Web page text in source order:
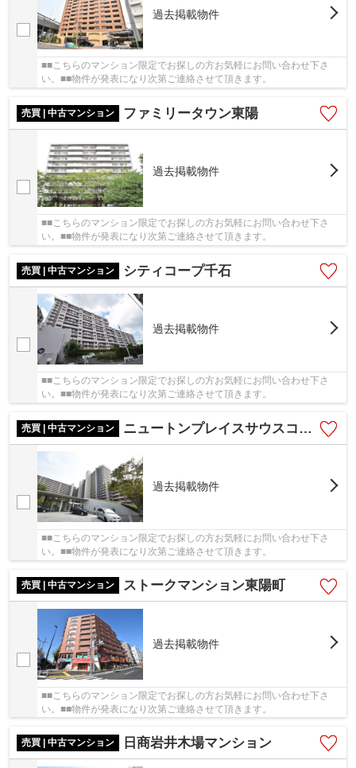
過去掲載物件
■■こちらのマンション限定でお探しの方お気軽にお問い合わせ下さ
い。■■物件が発表になり次第ご連絡させて頂きます。
売買 | 中古マンション ファミリータウン東陽
過去掲載物件
■■こちらのマンション限定でお探しの方お気軽にお問い合わせ下さ
い。■■物件が発表になり次第ご連絡させて頂きます。
売買 | 中古マンション シティコープ千石
過去掲載物件
■■こちらのマンション限定でお探しの方お気軽にお問い合わせ下さ
い。■■物件が発表になり次第ご連絡させて頂きます。
売買 | 中古マンション ニュートンプレイスサウスコート
過去掲載物件
■■こちらのマンション限定でお探しの方お気軽にお問い合わせ下さ
い。■■物件が発表になり次第ご連絡させて頂きます。
売買 | 中古マンション ストークマンション東陽町
過去掲載物件
■■こちらのマンション限定でお探しの方お気軽にお問い合わせ下さ
い。■■物件が発表になり次第ご連絡させて頂きます。
売買 | 中古マンション 日商岩井木場マンション